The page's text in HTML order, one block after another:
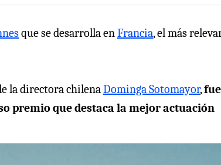
que se desarrolla enFrancia, el más
la directora chilenaDominga Sotomayor,fue
premio que destaca la mejor actuación